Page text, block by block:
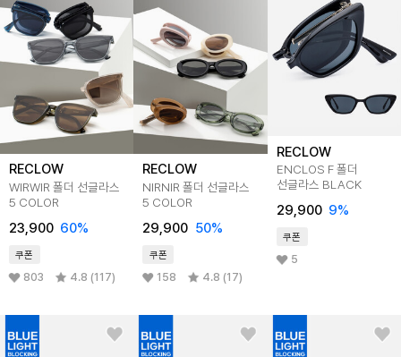
RECLOW
WIRWIR 폴더 선글라스
5 COLOR
23,900 60%
쿠폰
803 4.8 (117)
RECLOW
NIRNIR 폴더 선글라스
5 COLOR
29,900 50%
쿠폰
158 4.8 (17)
RECLOW
ENCLOS F 폴더
선글라스 BLACK
29,900 9%
쿠폰
5